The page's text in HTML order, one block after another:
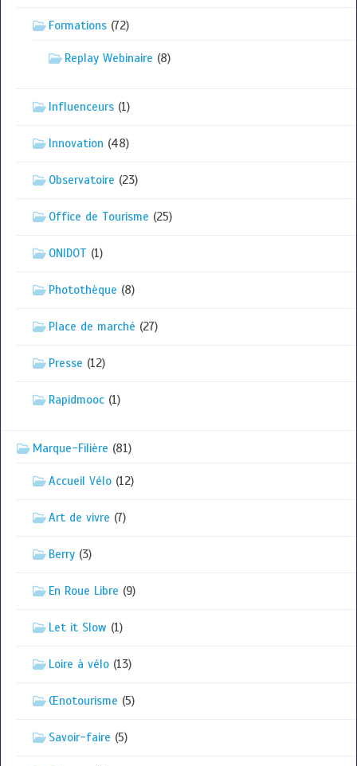
Formations (72)
Replay Webinaire (8)
Influenceurs (1)
Innovation (48)
Observatoire (23)
Office de Tourisme (25)
ONIDOT (1)
Photothèque (8)
Place de marché (27)
Presse (12)
Rapidmooc (1)
Marque-Filière (81)
Accueil Vélo (12)
Art de vivre (7)
Berry (3)
En Roue Libre (9)
Let it Slow (1)
Loire à vélo (13)
Œnotourisme (5)
Savoir-faire (5)